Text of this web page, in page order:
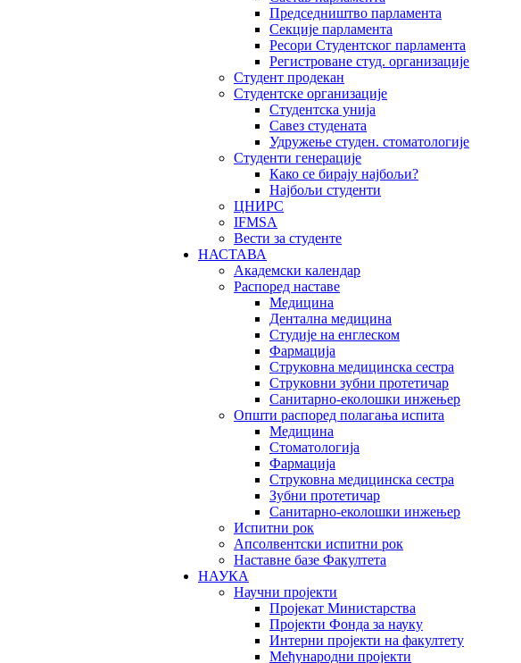
Председништво парламента
Секције парламента
Ресори Студентског парламента
Регистроване студ. организације
Студент продекан
Студентске организације
Студентска унија
Савез студената
Удружење студен. стоматологије
Студенти генерације
Како се бирају најбољи?
Најбољи студенти
ЦНИРС
IFMSA
Вести за студенте
НАСТАВА
Академски календар
Распоред наставе
Медицина
Дентална медицина
Студије на енглеском
Фармација
Струковна медицинска сестра
Струковни зубни протетичар
Санитарно-еколошки инжењер
Општи распоред полагања испита
Медицина
Стоматологија
Фармација
Струковна медицинска сестра
Зубни протетичар
Санитарно-еколошки инжењер
Испитни рок
Апсолвентски испитни рок
Наставне базе Факултета
НАУКА
Научни пројекти
Пројекат Министарства
Пројекти Фонда за науку
Интерни пројекти на факултету
Међународни пројекти